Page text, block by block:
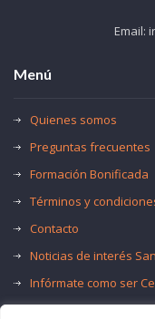
Email:
Menú
Quienes somos
Preguntas frecuentes
Formación Bonificada
Términos y
Contacto
Noticias de interés
Infórmate como ser
Trabaja con nosotros